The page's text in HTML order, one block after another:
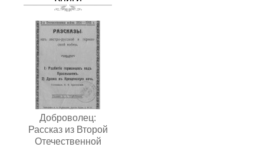
Доброволец:
Рассказ из Второй
Отечественной